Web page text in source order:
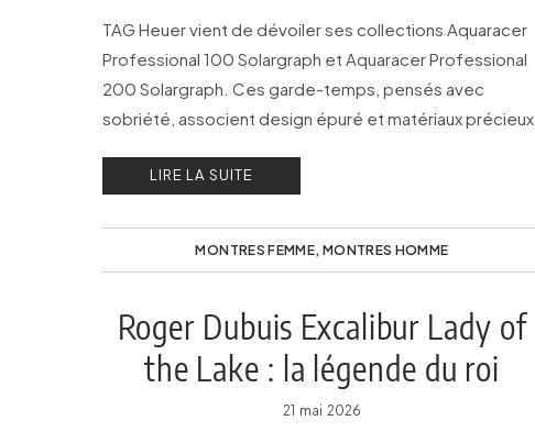
TAG Heuer vient de dévoiler ses collections Aquaracer
Professional 100 Solargraph et Aquaracer Professional
200 Solargraph. Ces garde-temps, pensés avec
sobriété, associent design épuré et matériaux précieux.
LIRE LA SUITE
MONTRES FEMME, MONTRES HOMME
Roger Dubuis Excalibur Lady of
the Lake : la légende du roi
Arthur s’écrit au féminin
21 mai 2026